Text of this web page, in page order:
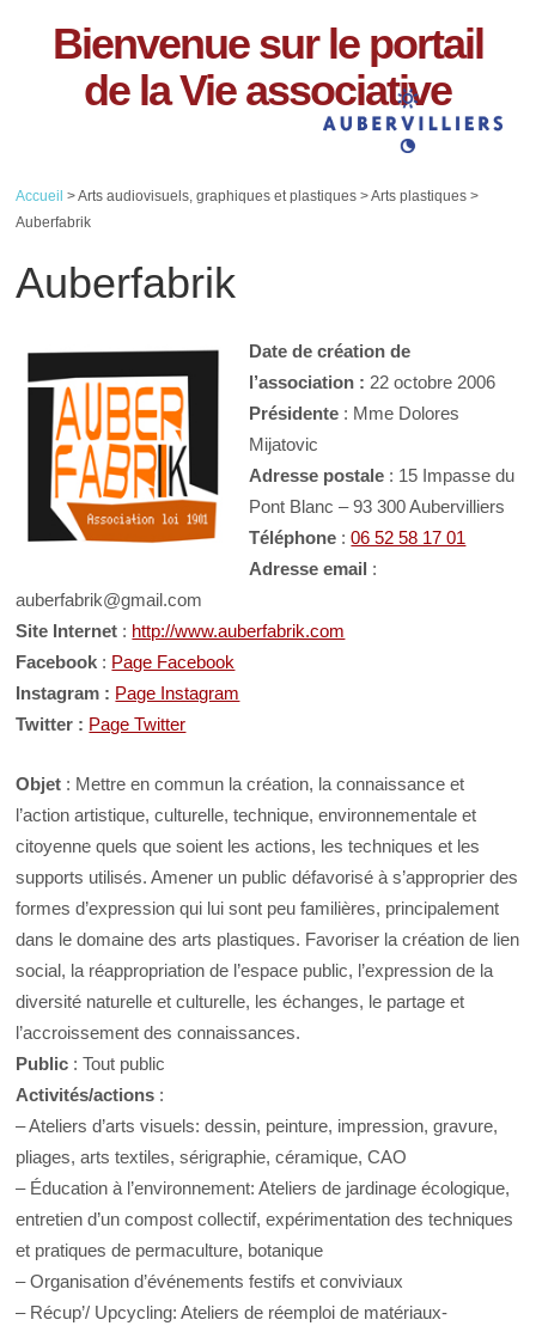
Bienvenue sur le portail
de la Vie associative
Accueil > Arts audiovisuels, graphiques et plastiques > Arts plastiques >
Auberfabrik
Auberfabrik
Date de création de
l’association : 22 octobre 2006
Présidente : Mme Dolores
Mijatovic
Adresse postale : 15 Impasse du
Pont Blanc – 93 300 Aubervilliers
Téléphone :06 52 58 17 01
Adresse email :
auberfabrik@gmail.com
Site Internet : http://www.auberfabrik.com
Facebook : Page Facebook
Instagram : Page Instagram
Twitter : Page Twitter
Objet : Mettre en commun la création, la connaissance et
l’action artistique, culturelle, technique, environnementale et
citoyenne quels que soient les actions, les techniques et les
supports utilisés. Amener un public défavorisé à s’approprier des
formes d’expression qui lui sont peu familières, principalement
dans le domaine des arts plastiques. Favoriser la création de lien
social, la réappropriation de l’espace public, l’expression de la
diversité naturelle et culturelle, les échanges, le partage et
l’accroissement des connaissances.
Public : Tout public
Activités/actions :
– Ateliers d’arts visuels: dessin, peinture, impression, gravure,
pliages, arts textiles, sérigraphie, céramique, CAO
– Éducation à l’environnement: Ateliers de jardinage écologique,
entretien d’un compost collectif, expérimentation des techniques
et pratiques de permaculture, botanique
– Organisation d’événements festifs et conviviaux
– Récup’/ Upcycling: Ateliers de réemploi de matériaux-